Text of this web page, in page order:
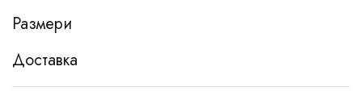
Размери
Доставка